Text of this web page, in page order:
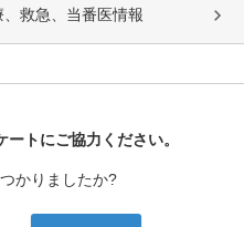
救急、当番医情報
ートにご協力ください。
かりましたか?